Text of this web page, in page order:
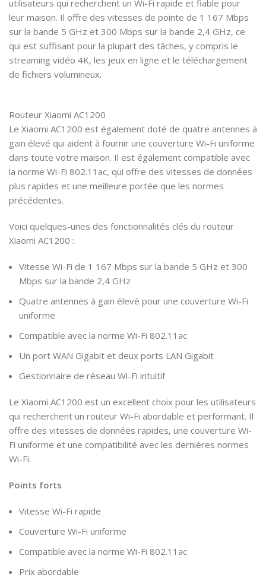
utilisateurs qui recherchent un Wi-Fi rapide et fiable pour
leur maison. Il offre des vitesses de pointe de 1 167 Mbps
sur la bande 5 GHz et 300 Mbps sur la bande 2,4 GHz, ce
qui est suffisant pour la plupart des tâches, y compris le
streaming vidéo 4K, les jeux en ligne et le téléchargement
de fichiers volumineux.
Routeur Xiaomi AC1200
Le Xiaomi AC1200 est également doté de quatre antennes à
gain élevé qui aident à fournir une couverture Wi-Fi uniforme
dans toute votre maison. Il est également compatible avec
la norme Wi-Fi 802.11ac, qui offre des vitesses de données
plus rapides et une meilleure portée que les normes
précédentes.
Voici quelques-unes des fonctionnalités clés du routeur
Xiaomi AC1200 :
Vitesse Wi-Fi de 1 167 Mbps sur la bande 5 GHz et 300
Mbps sur la bande 2,4 GHz
Quatre antennes à gain élevé pour une couverture Wi-Fi
uniforme
Compatible avec la norme Wi-Fi 802.11ac
Un port WAN Gigabit et deux ports LAN Gigabit
Gestionnaire de réseau Wi-Fi intuitif
Le Xiaomi AC1200 est un excellent choix pour les utilisateurs
qui recherchent un routeur Wi-Fi abordable et performant. Il
offre des vitesses de données rapides, une couverture Wi-
Fi uniforme et une compatibilité avec les dernières normes
Wi-Fi.
Points forts
Vitesse Wi-Fi rapide
Couverture Wi-Fi uniforme
Compatible avec la norme Wi-Fi 802.11ac
Prix abordable